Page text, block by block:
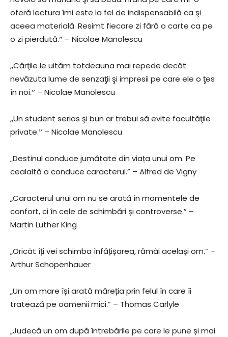
oferă lectura îmi este la fel de indispensabilă ca şi
aceea materială. Resimt fiecare zi fără o carte ca pe
o zi pierdută.ˮ – Nicolae Manolescu
,,Cărţile le uităm totdeauna mai repede decât
nevăzuta lume de senzaţii şi impresii pe care ele o ţes
în noi.ˮ – Nicolae Manolescu
,,Un student serios şi bun ar trebui să evite facultăţile
private.ˮ – Nicolae Manolescu
„Destinul conduce jumătate din viața unui om. Pe
cealaltă o conduce caracterul.” – Alfred de Vigny
„Caracterul unui om nu se arată în momentele de
confort, ci în cele de schimbări și controverse.” –
Martin Luther King
„Oricât îți vei schimba înfățișarea, rămâi același om.” –
Arthur Schopenhauer
„Un om mare își arată măreția prin felul în care îi
tratează pe oamenii mici.” – Thomas Carlyle
„Judecă un om după întrebările pe care le pune și mai